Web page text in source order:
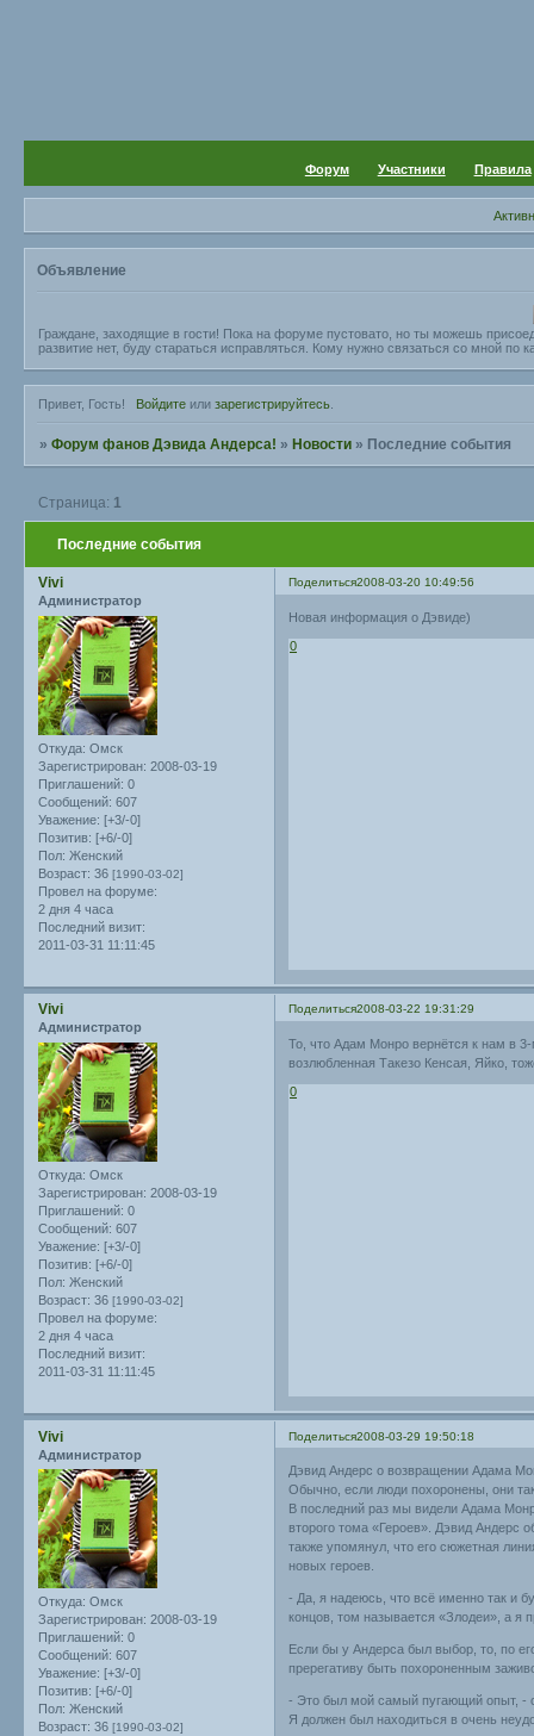
Форум Участники Правила
Объявление
Граждане, заходящие в гости! Пока на форуме пустовато, но ты можешь
развитие нет, буду стараться исправляться. Кому нужно связаться со мной
Привет, Гость! Войдитеили зарегистрируйтесь.
»Форум фанов Дэвида Андерса! »Новости » Последние события
Последние события
Страница: 1
Поделиться2008-03-20 10:49:56
Vivi
Администратор
Откуда: Омск
Зарегистрирован: 2008-03-19
Приглашений: 0
Сообщений: 607
Уважение: [+3/-0]
Позитив: [+6/-0]
Пол: Женский
Возраст: 36 [1990-03-02]
Провел на форуме:
2 дня 4 часа
Последний визит:
2011-03-31 11:11:45
Новая информация о Дэвиде)
0
Поделиться2008-03-22 19:31:29
Vivi
Администратор
Откуда: Омск
Зарегистрирован: 2008-03-19
Приглашений: 0
Сообщений: 607
Уважение: [+3/-0]
Позитив: [+6/-0]
Пол: Женский
Возраст: 36 [1990-03-02]
Провел на форуме:
2 дня 4 часа
Последний визит:
2011-03-31 11:11:45
То, что Адам Монро вернётся к нам в
возлюбленная Такезо Кенсая, Яйко,
0
Поделиться2008-03-29 19:50:18
Vivi
Администратор
Откуда: Омск
Зарегистрирован: 2008-03-19
Приглашений: 0
Сообщений: 607
Уважение: [+3/-0]
Позитив: [+6/-0]
Пол: Женский
Возраст: 36 [1990-03-02]
Дэвид Андерс о возвращении Адама
Обычно, если люди похоронены, они
В последний раз мы видели Адама
второго тома «Героев». Дэвид Андерс
также упомянул, что его сюжетная
новых героев.
- Да, я надеюсь, что всё именно так и
концов, том называется «Злодеи», а я
Если бы у Андерса был выбор, то, по
пререгативу быть похороненным
- Это был мой самый пугающий опыт, -
Я должен был находиться в очень